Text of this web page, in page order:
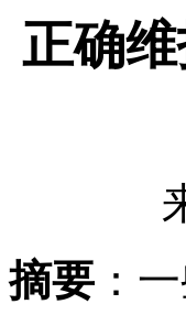
正确
摘要 ：